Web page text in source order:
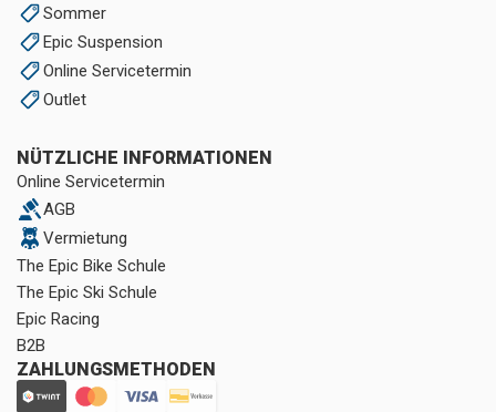
Sommer
Epic Suspension
Online Servicetermin
Outlet
NÜTZLICHE INFORMATIONEN
Online Servicetermin
AGB
Vermietung
The Epic Bike Schule
The Epic Ski Schule
Epic Racing
B2B
ZAHLUNGSMETHODEN